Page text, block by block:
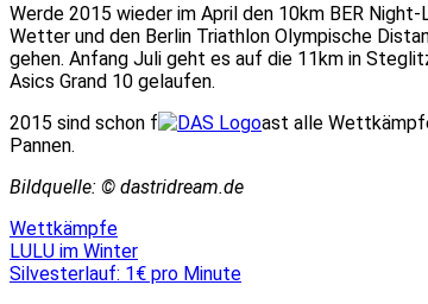
Werde 2015 wieder im April den 10km BER
Wetter und den Berlin Triathlon Olympische
gehen. Anfang Juli geht es auf die 11km in
Asics Grand 10 gelaufen.
2015 sind schon f
ast alle
Pannen.
Bildquelle: © dastridream.de
Wettkämpfe
Beitragsnavigation
LULU im Winter
Silvesterlauf: 1€ pro Minute